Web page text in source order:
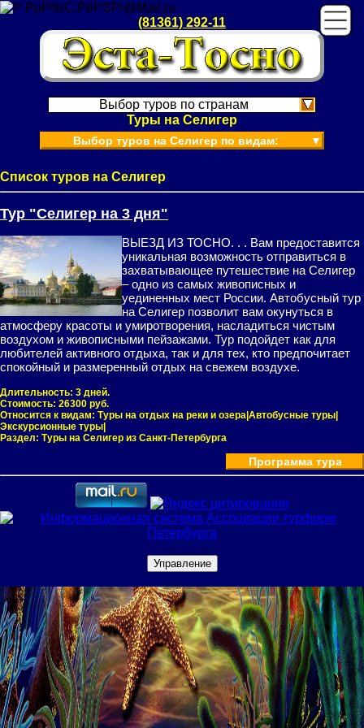
(81361) 292-11
Выбор туров по странам
Туры на Селигер
Выбор туров на Селигер по видам: ▼
Список туров на Селигер
Тур "Селигер на 3 дня"
ВЫЕЗД ИЗ ТОСНО. . . Вам предоставится
уникальная возможность отправиться в
захватывающее путешествие на Селигер
– одно из самых живописных и
уединенных мест России. Автобусный тур
на Селигер позволит вам окунуться в
атмосферу красоты и умиротворения, насладиться чистым
воздухом и живописными пейзажами. Тур подойдет как для
любителей активного отдыха, так и для тех, кто предпочитает
спокойный и размеренный отдых на свежем воздухе.
Длительность: 3 дней.
Стоимость: 26300 руб.
Относится к видам: Туры на отдых на реки и озера|Автобусные туры|
Экскурсионные туры|
Раздел: Туры на Селигер из Санкт-Петербурга
Программа тура